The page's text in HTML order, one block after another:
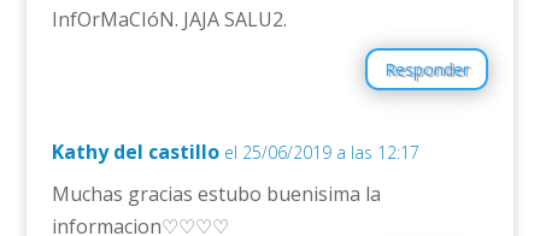
InfOrMaCIóN. JAJA SALU2.
Responder
Kathy del castillo el 25/06/2019 a las 12:17
Muchas gracias estubo buenisima la
informacion♡♡♡♡